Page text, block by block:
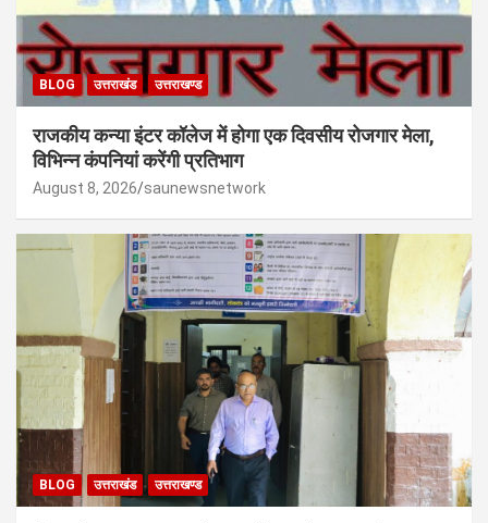
BLOG उत्तराखंड उत्तराखण्ड
राजकीय कन्या इंटर कॉलेज में होगा एक दिवसीय रोजगार मेला,
विभिन्न कंपनियां करेंगी प्रतिभाग
August 8, 2026 saunewsnetwork
BLOG उत्तराखंड उत्तराखण्ड